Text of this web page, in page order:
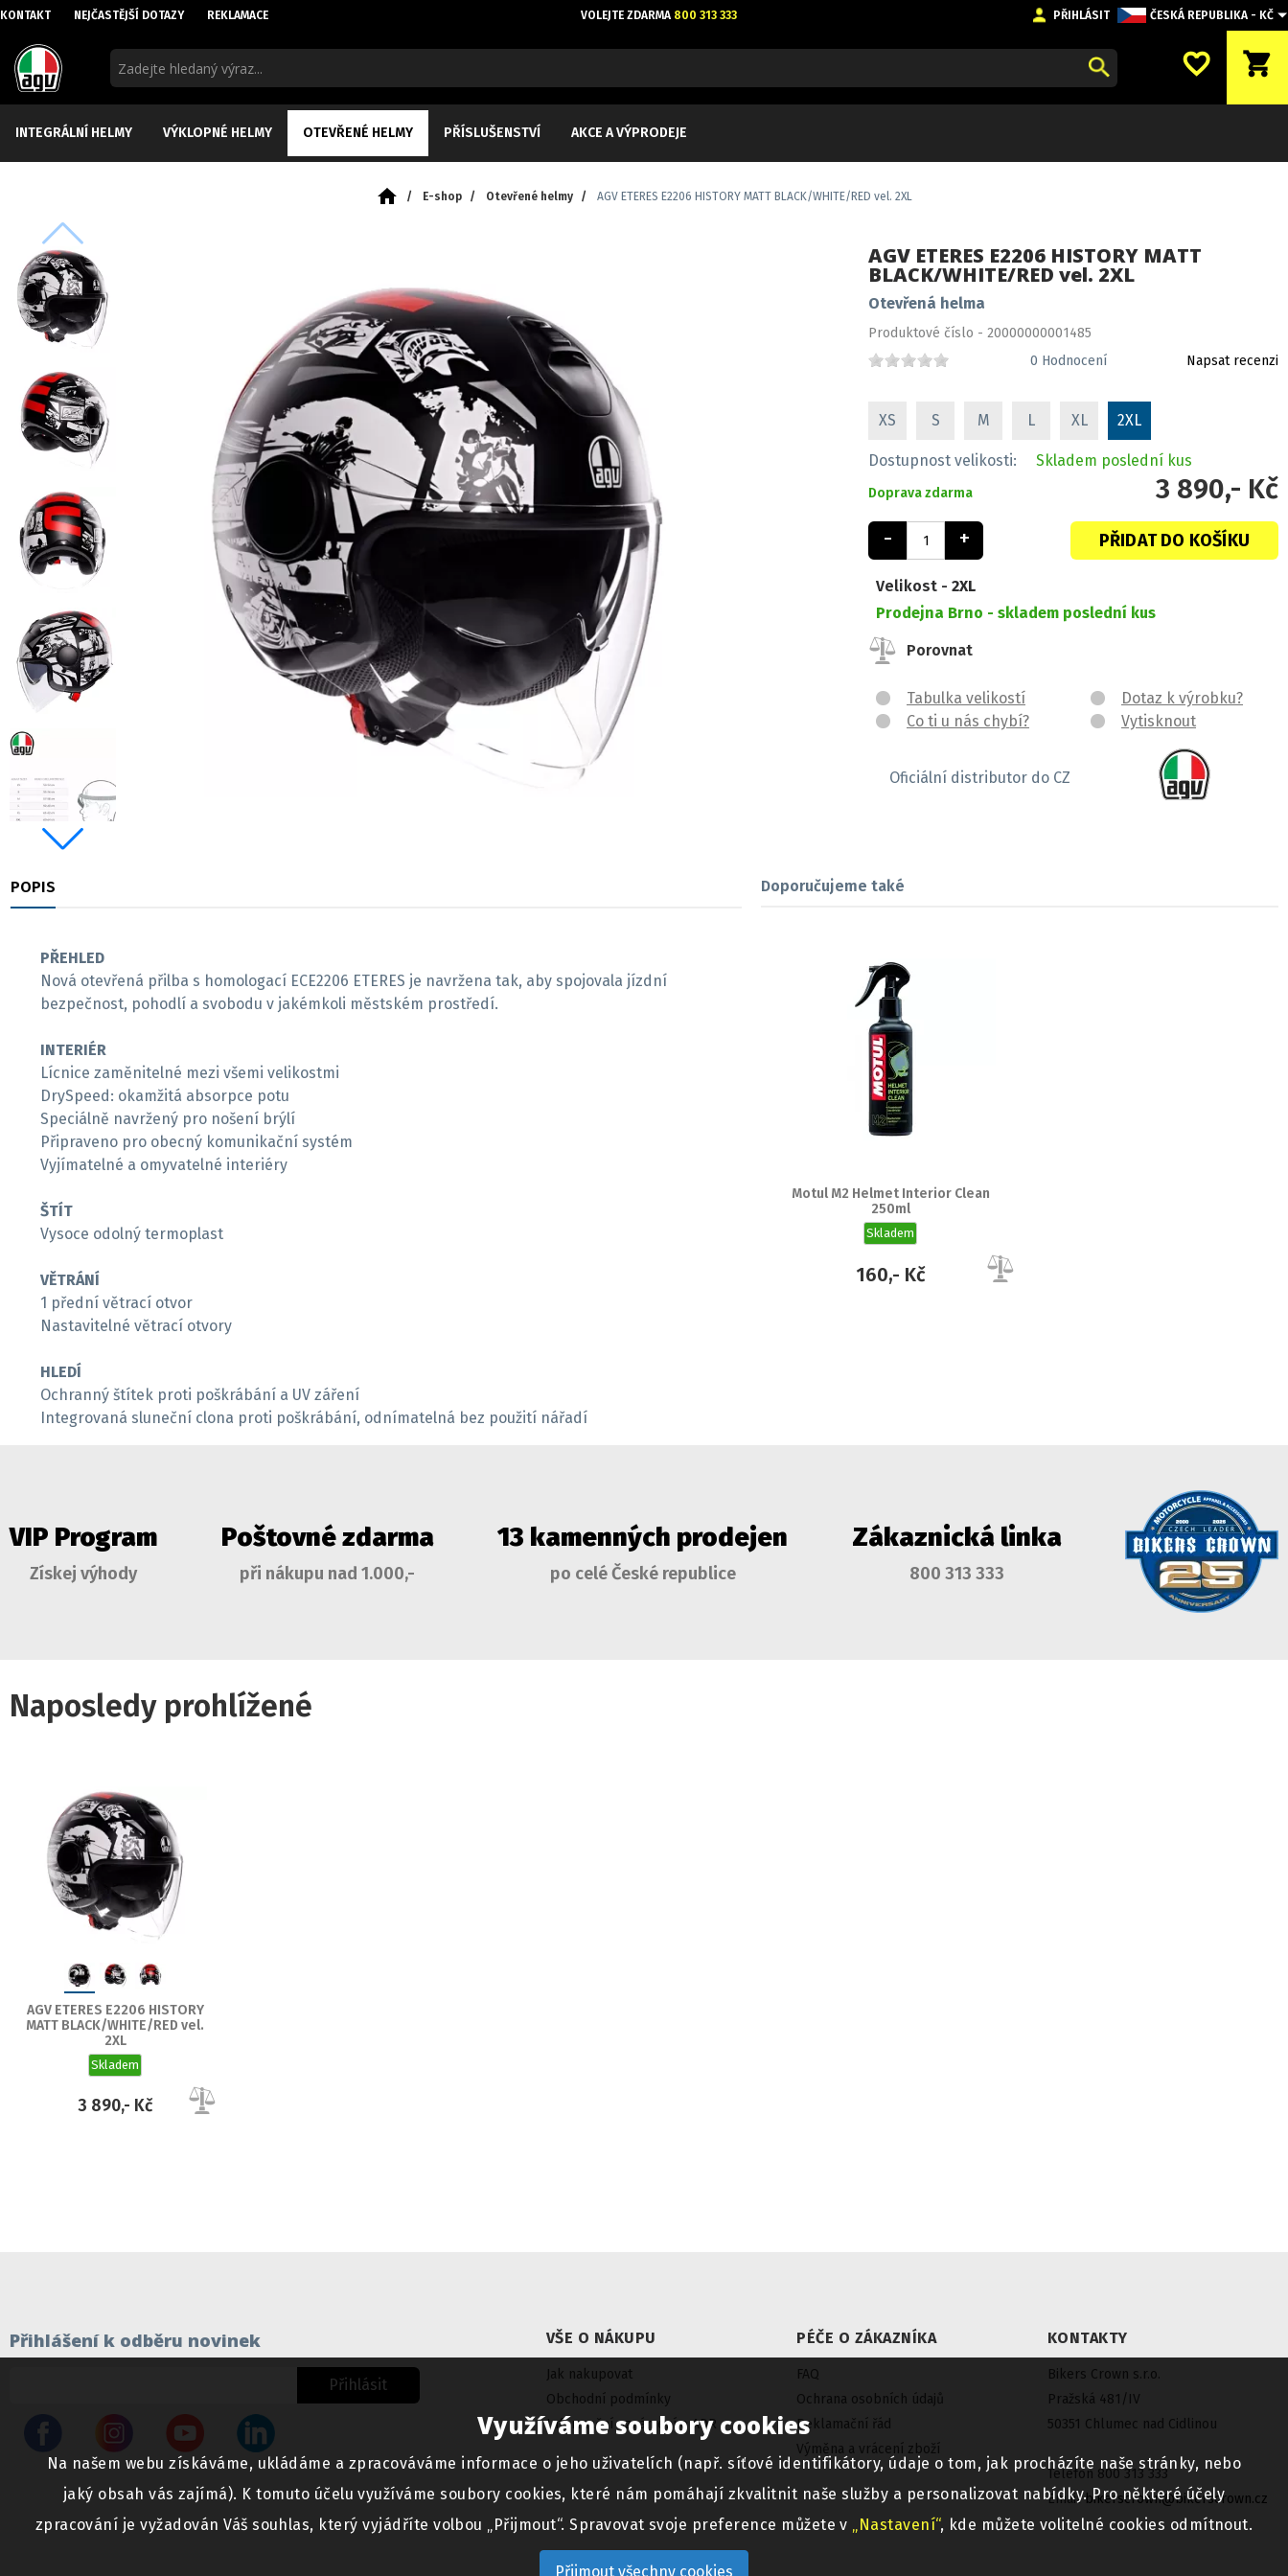
Využíváme soubory cookies
Na našem webu získáváme, ukládáme a zpracováváme informace o jeho uživatelích (např. síťové identifikátory, údaje o tom, jak procházíte naše stránky, nebo
jaký obsah vás zajímá). K tomuto účelu využíváme soubory cookies, které nám pomáhají zkvalitnit naše služby a personalizovat nabídky. Pro některé účely
zpracování je vyžadován Váš souhlas, který vyjádříte volbou „Přijmout“. Spravovat svoje preference můžete v „Nastavení“, kde můžete volitelné cookies odmítnout.
Přijmout všechny cookies
KONTAKT NEJČASTĚJŠÍ DOTAZY REKLAMACE VOLEJTE ZDARMA 800 313 333 PŘIHLÁSIT ČESKÁ REPUBLIKA - KČ
favorite_border shopping_cart
INTEGRÁLNÍ HELMY VÝKLOPNÉ HELMY OTEVŘENÉ HELMY PŘÍSLUŠENSTVÍ AKCE A VÝPRODEJE
/ E-shop / Otevřené helmy / AGV ETERES E2206 HISTORY MATT BLACK/WHITE/RED vel. 2XL
AGV ETERES E2206 HISTORY MATT
BLACK/WHITE/RED vel. 2XL
Otevřená helma
Produktové číslo - 20000000001485
0 Hodnocení Napsat recenzi
XS S M L XL 2XL
Dostupnost velikosti: Skladem poslední kus
Doprava zdarma 3 890,- Kč
- + PŘIDAT DO KOŠÍKU
Velikost - 2XL
Prodejna Brno - skladem poslední kus
Porovnat
Tabulka velikostí
Co ti u nás chybí?
Dotaz k výrobku?
Vytisknout
Oficiální distributor do CZ
POPIS
PŘEHLED
Nová otevřená přilba s homologací ECE2206 ETERES je navržena tak, aby spojovala jízdní
bezpečnost, pohodlí a svobodu v jakémkoli městském prostředí.
INTERIÉR
Lícnice zaměnitelné mezi všemi velikostmi
DrySpeed: okamžitá absorpce potu
Speciálně navržený pro nošení brýlí
Připraveno pro obecný komunikační systém
Vyjímatelné a omyvatelné interiéry
ŠTÍT
Vysoce odolný termoplast
VĚTRÁNÍ
1 přední větrací otvor
Nastavitelné větrací otvory
HLEDÍ
Ochranný štítek proti poškrábání a UV záření
Integrovaná sluneční clona proti poškrábání, odnímatelná bez použití nářadí
Doporučujeme také
Motul M2 Helmet Interior Clean
250ml
Skladem
160,- Kč
VIP Program
Získej výhody
Poštovné zdarma
při nákupu nad 1.000,-
13 kamenných prodejen
po celé České republice
Zákaznická linka
800 313 333
Naposledy prohlížené
AGV ETERES E2206 HISTORY
MATT BLACK/WHITE/RED vel.
2XL
Skladem
3 890,- Kč
Přihlášení k odběru novinek
Přihlásit
VŠE O NÁKUPU
Jak nakupovat
Obchodní podmínky
Informační oznámení o ADR
PÉČE O ZÁKAZNÍKA
FAQ
Ochrana osobních údajů
Reklamační řád
Výměna a vrácení zboží
KONTAKTY
Bikers Crown s.r.o.
Pražská 481/IV
50351 Chlumec nad Cidlinou
Telefon 800 313 333
Emailbikerscrown@bikerscrown.cz